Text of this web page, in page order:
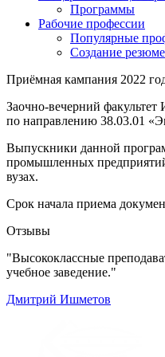
Программы
Рабочие профессии
Популярные
Создание резюме
Приёмная кампания 2022
Заочно-вечерний
по направлению 38.03.01
Выпускники данной
промышленных
вузах.
Срок начала приема
Отзывы
"Высококлассные
учебное заведение."
Дмитрий Ишметов